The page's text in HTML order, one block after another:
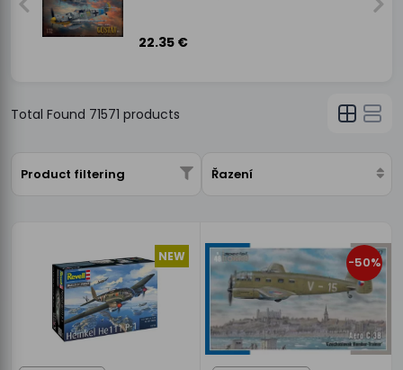
22.35 €
Total Found 71571 products
Product filtering Řazení
NEW -50%